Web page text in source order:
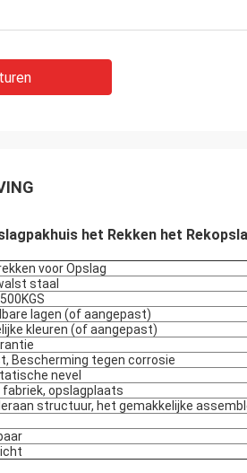
het Rekken het
voor Opslag
staal
lagen (of aangepast)
kleuren (of aangepast)
Bescherming tegen corrosie
nevel
fabriek, opslagplaats
structuur, het gemakkelijke